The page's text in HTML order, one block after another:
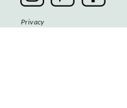
Privacy